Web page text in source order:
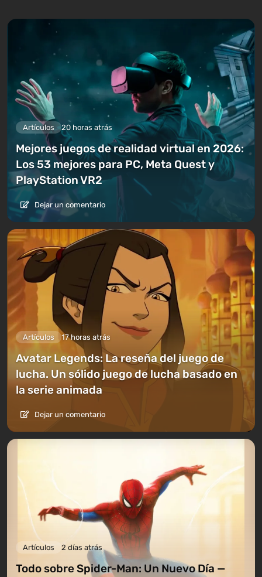
Artículos 20 horas atrás
Mejores juegos de realidad virtual en 2026:
Los 53 mejores para PC, Meta Quest y
PlayStation VR2
Dejar un comentario
Artículos 17 horas atrás
Avatar Legends: La reseña del juego de
lucha. Un sólido juego de lucha basado en
la serie animada
Dejar un comentario
Artículos 2 días atrás
Todo sobre Spider-Man: Un Nuevo Día —